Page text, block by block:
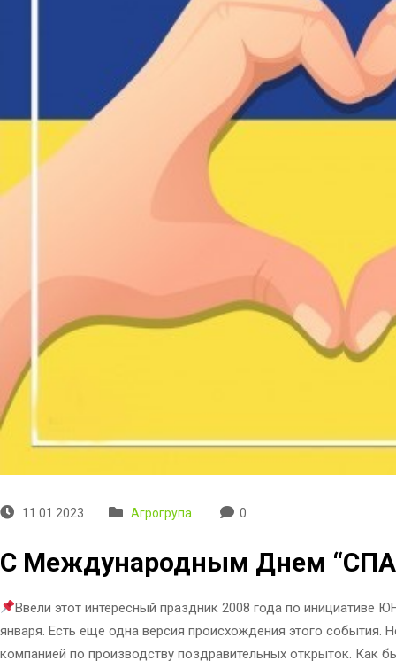
11.01.2023 Агрогрупа 0
С Международным Днем
Ввели этот интересный праздник 2008 года по инициативе
января. Есть еще одна версия происхождения этого события.
компанией по производству поздравительных открыток. Как